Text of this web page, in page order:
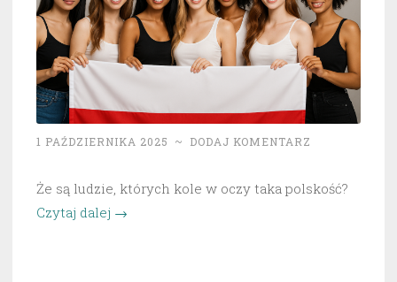
1 PAŹDZIERNIKA 2025 ~ DODAJ KOMENTARZ
Że są ludzie, których kole w oczy taka polskość?
Czytaj dalej „Dacie
→